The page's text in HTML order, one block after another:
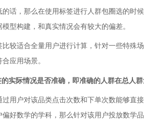
话，那么在使用标签进行人群包圈选的时
型构建，和真实情况会有较大的偏差。
较适合全量用户进行计算，针对一些特殊
应用场景。
实际情况是否准确，即准确的人群在总人群
用户对该品类点击次数和下单次数能够直
好数学的学科，那么针对该用户投放数学